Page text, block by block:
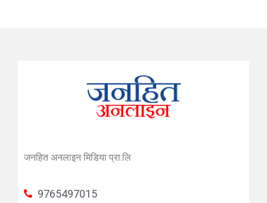
जनहित अनलाइन मिडिया प्रा.लि
9765497015